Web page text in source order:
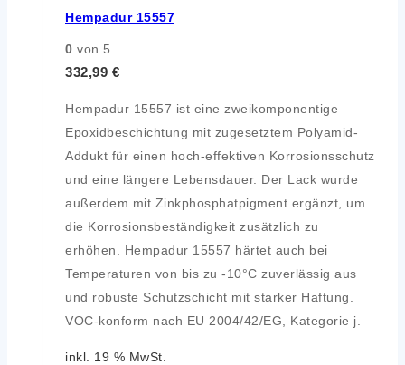
Hempadur 15557
0 von 5
332,99 €
Hempadur 15557 ist eine zweikomponentige
Epoxidbeschichtung mit zugesetztem Polyamid-
Addukt für einen hoch-effektiven Korrosionsschutz
und eine längere Lebensdauer. Der Lack wurde
außerdem mit Zinkphosphatpigment ergänzt, um
die Korrosionsbeständigkeit zusätzlich zu
erhöhen. Hempadur 15557 härtet auch bei
Temperaturen von bis zu -10°C zuverlässig aus
und robuste Schutzschicht mit starker Haftung.
VOC-konform nach EU 2004/42/EG, Kategorie j.
inkl. 19 % MwSt.